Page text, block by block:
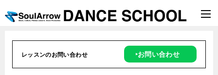
レッスンのお問い合わせ ‣お問い合わせ